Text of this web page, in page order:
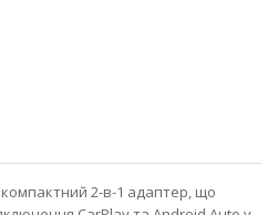
2-в-1 адаптер, що